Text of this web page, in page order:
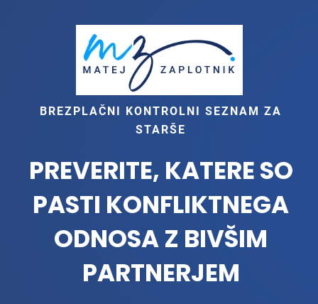
BREZPLAČNI KONTROLNI SEZNAM ZA
STARŠE
PREVERITE, KATERE SO
PASTI KONFLIKTNEGA
ODNOSA Z BIVŠIM
PARTNERJEM